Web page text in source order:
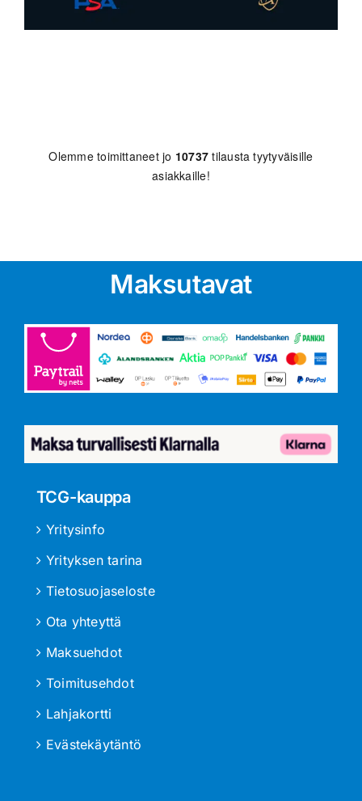
Olemme toimittaneet jo 10737 tilausta tyytyväisille
asiakkaille!
Maksutavat
TCG-kauppa
Yritysinfo
Yrityksen tarina
Tietosuojaseloste
Ota yhteyttä
Maksuehdot
Toimitusehdot
Lahjakortti
Evästekäytäntö